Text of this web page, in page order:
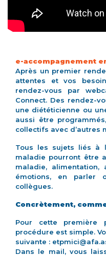
e-accompagnement
Après un premier
attentes et vos
rendez-vous par
Connect. Des rendez-
une diététicienne ou
aussi être
collectifs avec d’autres
Tous les sujets liés à
maladie pourront être
maladie,
émotions, en parler
collègues.
Concrètement,
Pour cette première
procédure est simple.
suivante :
Dans le mail, vous